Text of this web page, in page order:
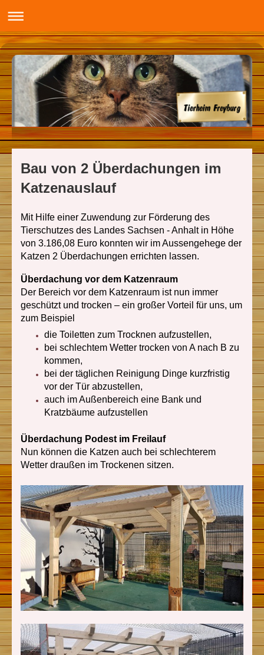
Bau von 2 Überdachungen im
Katzenauslauf
Mit H ilfe einer Zuwendung zur Förderung des
Tierschutzes des Landes Sachsen - Anhalt in Höhe
von 3.186,08 Euro konnten wir im Aussengehege der
Katzen 2 Überdachungen errichten lassen.
Überdachung vor dem Katzenraum
Der Bereich vor dem Katzenraum ist nun immer
geschützt und trocken – ein großer Vorteil für uns, um
zum Beispiel
die Toiletten zum Trocknen aufzustellen,
bei schlechtem Wetter trocken von A nach B zu
kommen,
bei der täglichen Reinigung Dinge kurzfristig
vor der Tür abzustellen,
auch im Außenbereich eine Bank und
Kratzbäume aufzustellen
Überdachung Podest im Freilauf
Nun können die Katzen auch bei schlechterem
Wetter draußen im Trockenen sitzen.